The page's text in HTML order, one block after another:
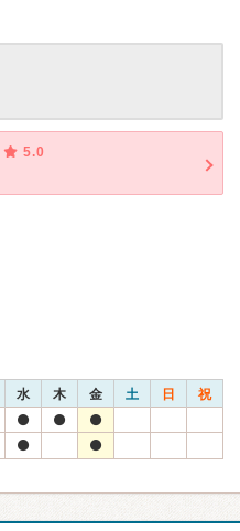
5.0
水 木 金 土 日 祝